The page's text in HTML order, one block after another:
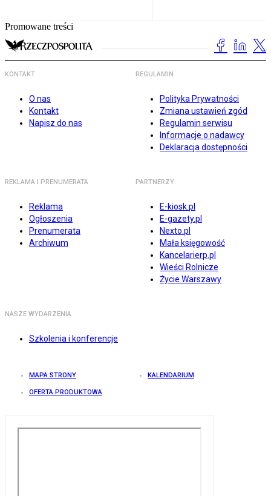
Promowane treści
KONTAKT
O nas
Kontakt
Napisz do nas
REGULAMIN
Polityka Prywatności
Zmiana ustawień zgód
Regulamin serwisu
Informacje o nadawcy
Deklaracja dostępności
REKLAMA I PRENUMERATA
Reklama
Ogłoszenia
Prenumerata
Archiwum
PARTNERZY
E-kiosk.pl
E-gazety.pl
Nexto.pl
Mała księgowość
Kancelarierp.pl
Wieści Rolnicze
Życie Warszawy
NASZE WYDARZENIA
Szkolenia i konferencje
MAPA STRONY KALENDARIUM
OFERTA PRODUKTOWA